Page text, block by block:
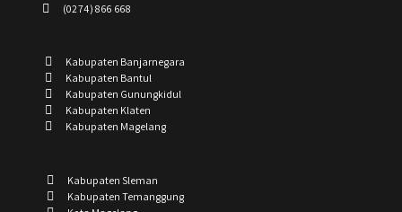
(0274) 866 668
Kabupaten Banjarnegara
Kabupaten Bantul
Kabupaten Gunungkidul
Kabupaten Klaten
Kabupaten Magelang
Kabupaten Sleman
Kabupaten Temanggung